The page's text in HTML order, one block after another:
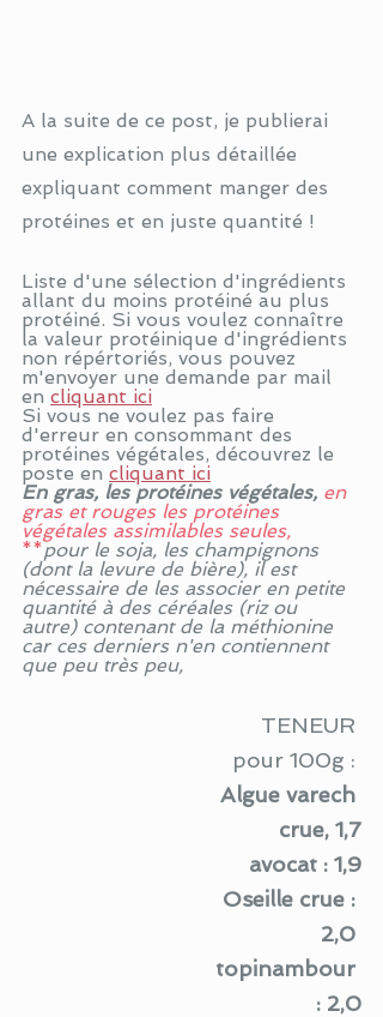
A la suite de ce post, je publierai
une explication plus détaillée
expliquant comment manger des
protéines et en juste quantité !
Liste d'une sélection d'ingrédients
allant du moins protéiné au plus
protéiné. Si vous voulez connaître
la valeur protéinique d'ingrédients
non répértoriés, vous pouvez
m'envoyer une demande par mail
en cliquant ici
Si vous ne voulez pas faire
d'erreur en consommant des
protéines végétales, découvrez le
poste en cliquant ici
En gras, les protéines végétales, en
gras et rouges les protéines
végétales assimilables seules,
**pour le soja, les champignons
(dont la levure de bière), il est
nécessaire de les associer en petite
quantité à des céréales (riz ou
autre) contenant de la méthionine
car ces derniers n'en contiennent
que peu très peu,
TENEUR
pour 100g :
Algue varech
crue, 1,7
avocat : 1,9
Oseille crue :
2,0
topinambour
: 2,0